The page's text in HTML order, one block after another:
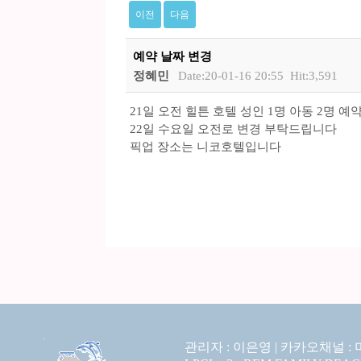
이전 다음
예약 날짜 변경
정혜민
Date:20-01-16 20:55 Hit:3,591
21일 오전 힐튼 호텔 성인 1명 아동 2명 예
22일 수요일 오전로 변경 부탁드립니다
픽업 장소는 니코호텔입니다
관리자 : 이은영 | 카카오채널 :